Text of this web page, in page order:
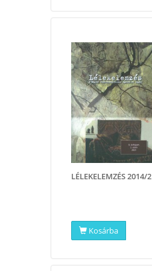
LÉLEKELEMZÉS 2014/2
Kosárba